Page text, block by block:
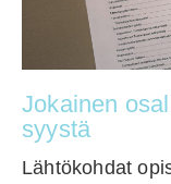
Jokainen
syystä
Lähtökohdat